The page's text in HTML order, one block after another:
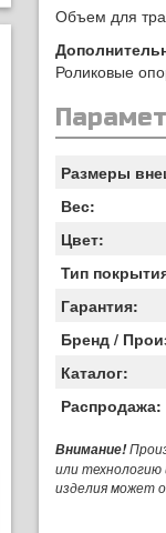
Объем для
Роликовые
Размеры
Вес:
Цвет:
Тип
Гарантия:
Бренд /
Каталог:
Распродажа:
Внимание!
или технологию
изделия может